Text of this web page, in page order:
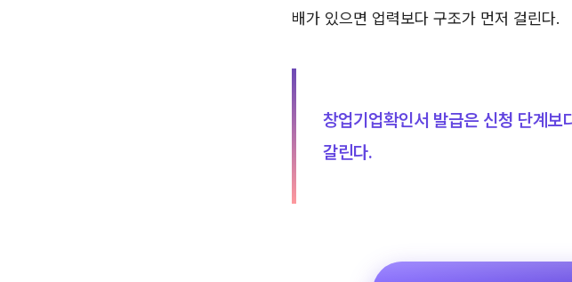
배가 있으면 업력보다 구조가 먼저 걸린다.
창업기업확인서 발급은 신청 단계
갈린다.